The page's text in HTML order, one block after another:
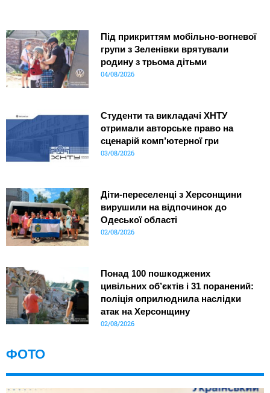
Під прикриттям мобільно-вогневої
групи з Зеленівки врятували
родину з трьома дітьми
04/08/2026
Студенти та викладачі ХНТУ
отримали авторське право на
сценарій комп’ютерної гри
03/08/2026
Діти-переселенці з Херсонщини
вирушили на відпочинок до
Одеської області
02/08/2026
Понад 100 пошкоджених
цивільних об’єктів і 31 поранений:
поліція оприлюднила наслідки
атак на Херсонщину
02/08/2026
ФОТО